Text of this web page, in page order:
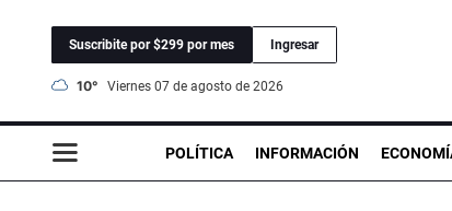
Suscribite por $299 por mes Ingresar
10° viernes 07 de agosto de 2026
POLÍTICA INFORMACIÓN